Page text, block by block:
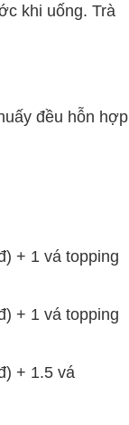
khi uống. Trà
đều hỗn hợp
+ 1 vá topping
+ 1 vá topping
+ 1.5 vá